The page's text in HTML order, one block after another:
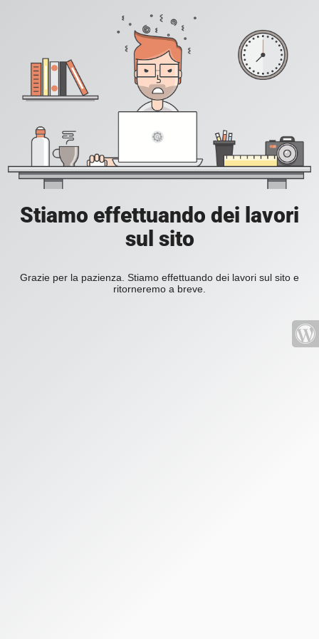
Stiamo effettuando dei lavori
sul sito
Grazie per la pazienza. Stiamo effettuando dei lavori sul sito e
ritorneremo a breve.